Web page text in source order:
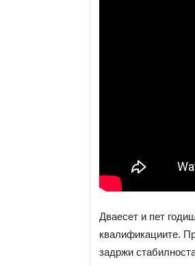
Дваесет и пет
квалификациите.
задржи